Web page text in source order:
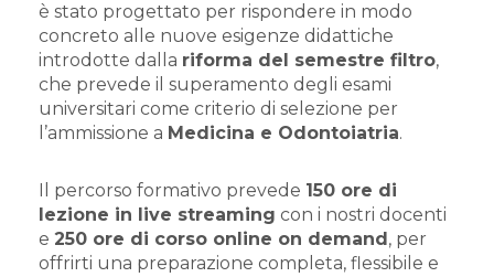
è stato progettato per rispondere in modo
concreto alle nuove esigenze didattiche
introdotte dalla riforma del semestre filtro,
che prevede il superamento degli esami
universitari come criterio di selezione per
l’ammissione a Medicina e Odontoiatria.
Il percorso formativo prevede 150 ore di
lezione in live streaming con i nostri docenti
e 250 ore di corso online on demand , per
offrirti una preparazione completa, flessibile e